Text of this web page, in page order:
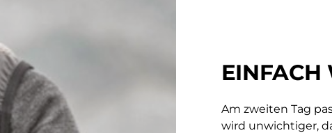
EINFACH
Am zweiten Tag
wird unwichtiger,